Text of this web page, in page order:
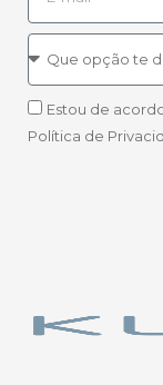
Estou de
Política de